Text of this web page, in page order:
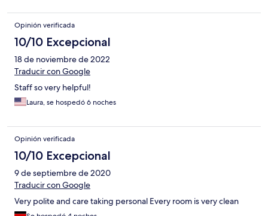
Opinión verificada
10/10 Excepcional
18 de noviembre de 2022
Traducir con Google
Staff so very helpful!
Laura, se hospedó 6 noches
Opinión verificada
10/10 Excepcional
9 de septiembre de 2020
Traducir con Google
Very polite and care taking personal Every room is very clean